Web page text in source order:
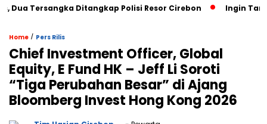
Tersangka Ditangkap Polisi Resor Cirebon Ingin Tampil
Home / Pers Rilis
Chief Investment Officer, Global
Equity, E Fund HK – Jeff Li Soroti
“Tiga Perubahan Besar” di Ajang
Bloomberg Invest Hong Kong 2026